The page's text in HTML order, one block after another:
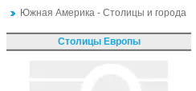
Южная Америка - Столицы и города
Столицы Европы